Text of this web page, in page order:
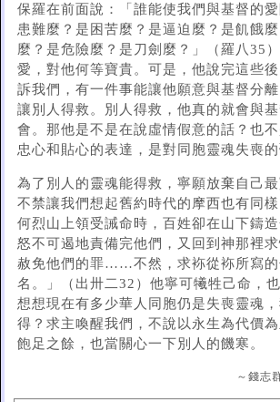
保羅在前面說：「誰能使我們與基督的
患難麼？是困苦麼？是逼迫麼？是飢餓
麼？是危險麼？是刀劍麼？」（羅八35
愛，對他何等寶貴。可是，他說完這些
訴我們，有一件事能讓他願意與基督分
讓別人得救。別人得救，他真的就會與
會。那他是不是在說虛情假意的話？也
忠心和貼心的表達，是對同胞靈魂失喪的
為了別人的靈魂能得救，寧願放棄自己
不禁讓我們想起舊約時代的摩西也有同
何烈山上領受誡命時，百姓卻在山下鑄
怒不可遏地責備完他們，又回到神那裡
赦免他們的罪……不然，求袮從袮所寫的
名。」（出卅二32）他寧可犧牲己命，也
想想現在有多少華人同胞仍是失喪靈魂
得？求主喚醒我們，不說以永生為代價
飽足之餘，也當關心一下別人的饑寒。
～錢志